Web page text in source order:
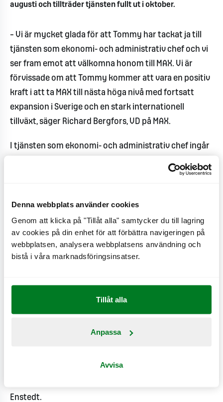
Denna webbplats använder cookies
Genom att klicka på "Tillåt alla" samtycker du till lagring
av cookies på din enhet för att förbättra navigeringen på
webbplatsen, analysera webbplatsens användning och
bistå i våra marknadsföringsinsatser.
Tillåt alla
Anpassa
Avvisa
augusti och tillträder tjänsten fullt ut i oktober.
– Vi är mycket glada för att Tommy har tackat ja till
tjänsten som ekonomi- och administrativ chef och vi
ser fram emot att välkomna honom till MAX. Vi är
förvissade om att Tommy kommer att vara en positiv
kraft i att ta MAX till nästa höga nivå med fortsatt
expansion i Sverige och en stark internationell
tillväxt, säger Richard Bergfors, VD på MAX.
I tjänsten som ekonomi- och administrativ chef ingår
från revisionsföretag. Han var även kontorschef för
PwC i Norrbotten under ett flertal år innan han
tillträdde som marknadsområdeschef.
vara med och bidra till MAX fortsatta tillväxt. Som
ledare, revisor och rådgivare har jag jobbat nära
verkligen fram emot att snart på allvar få komma
Enstedt.